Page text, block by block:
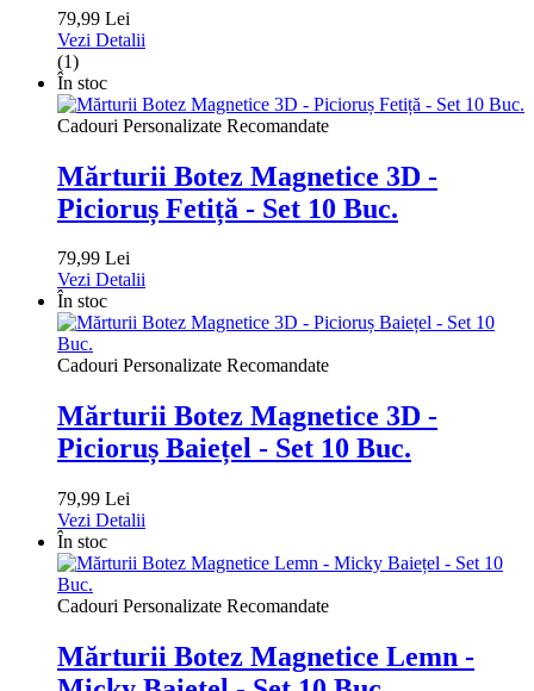
79,99 Lei
Vezi Detalii
(1)
În stoc
Cadouri Personalizate Recomandate
Mărturii Botez Magnetice 3D -
Picioruș Fetiță - Set 10 Buc.
79,99 Lei
Vezi Detalii
În stoc
Cadouri Personalizate Recomandate
Mărturii Botez Magnetice 3D -
Picioruș Baiețel - Set 10 Buc.
79,99 Lei
Vezi Detalii
În stoc
Cadouri Personalizate Recomandate
Mărturii Botez Magnetice Lemn -